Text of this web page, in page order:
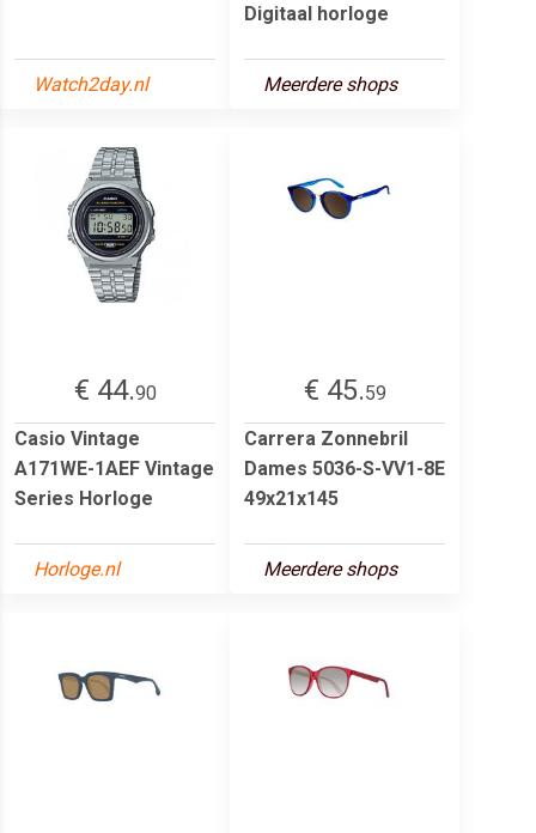
Watch2day.nl
Digitaal horloge
Meerdere shops
€ 44.90
Casio Vintage
A171WE-1AEF Vintage
Series Horloge
Horloge.nl
€ 45.59
Carrera Zonnebril
Dames 5036-S-VV1-8E
49x21x145
Meerdere shops